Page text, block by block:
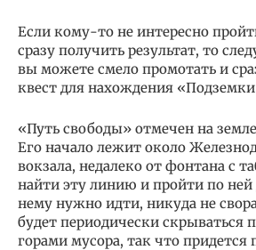
Если кому-то не интересно
сразу получить результат, то
вы можете смело промотать и
квест для нахождения
«Путь свободы» отмечен на
Его начало лежит около
вокзала, недалеко от фонтана с
найти эту линию и пройти по
нему нужно идти, никуда не
будет периодически скрываться
горами мусора, так что придется